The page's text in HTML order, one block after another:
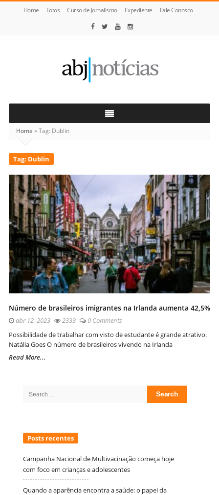
Home Fotos Curso de Jornalismo Expediente Fale Conosco
Notícias
Home »Tag: Dublin
Tag: Dublin
Número de brasileiros imigrantes na Irlanda aumenta 42,5%
abr 12, 2023 2333
0 Comments
Possibilidade de trabalhar com visto de estudante é grande atrativo.
Natália Goes O número de brasileiros vivendo na Irlanda
Read More...
Posts recentes
Campanha Nacional de Multivacinação começa hoje
com foco em crianças e adolescentes
Quando a aparência encontra a saúde: o papel da